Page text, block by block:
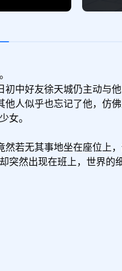
中好友徐天城仍主动与
人似乎也忘记了他，仿佛
女。
若无其事地坐在座位上，
然出现在班上，世界的